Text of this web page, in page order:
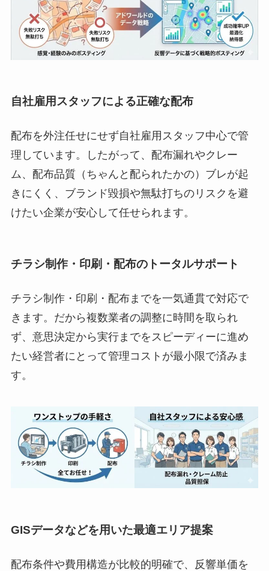
自社雇用スタッフによる正確な配布
配布を外注任せにせず自社雇用スタッフ中心で管
理しています。したがって、配布漏れやクレー
ム、配布品質（ちゃんと配られたかの）ブレが起
きにくく、ブランド毀損や無駄打ちのリスクを避
けたい企業が安心して任せられます。
チラシ制作・印刷・配布のトータルサポート
チラシ制作・印刷・配布までを一気通貫で対応で
きます。だから複数業者の調整に時間を取られ
ず、意思決定から実行までをスピーディーに進め
たい経営者にとって管理コストが最小限で済みま
す。
GISデータなどを用いた最適エリア提案
配布条件や費用構造が比較的明確で、反響単価を